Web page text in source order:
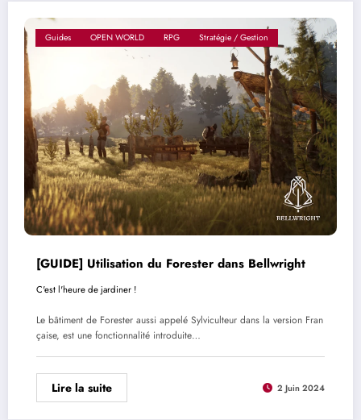
Guides OPEN WORLD RPG Stratégie / Gestion
[GUIDE] Utilisation du Forester dans Bellwright
C'est l'heure de jardiner !
Le bâtiment de Forester aussi appelé Sylviculteur dans la version Fran
çaise, est une fonctionnalité introduite…
Lire la suite 2 Juin 2024